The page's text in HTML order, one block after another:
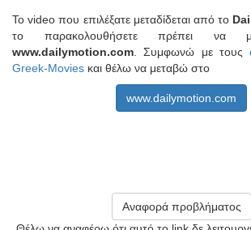
Το video που επιλέξατε μεταδίδεται από το
το παρακολουθήσετε πρέπει να
www.dailymotion.com . Συμφωνώ με τους
Greek-Movies και θέλω να μεταβώ στο
www.dailymotion.com
Αναφορά προβλήματος